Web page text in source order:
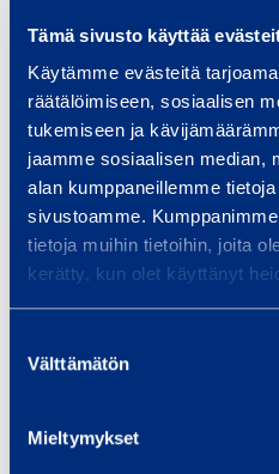
Tämä sivusto käyttää
Käytämme evästeitä
räätälöimiseen, sosiaalisen
tukemiseen ja
jaamme sosiaalisen median,
alan kumppaneillemme
sivustoamme.
tietoja muihin tietoihin, joita
kerätty, kun olet käyttänyt
valinta
Välttämätön
Mieltymykset
Power and lighting